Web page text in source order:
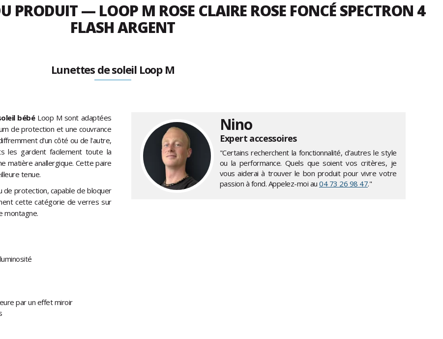
PRODUIT — LOOP M ROSE CLAIRE ROSE FONCÉ SPECTRON 4
FLASH ARGENT
Lunettes de soleil Loop M
bébéLoop M sont adaptées
de protection et une couvrance
d'un côté ou de l'autre,
les gardent facilement toute la
matière anallergique. Cette paire
tenue.
de protection, capable de bloquer
cette catégorie de verres sur
montagne.
par un effet miroir
Nino
Expert accessoires
"Certains recherchent la fonctionnalité, d’autres le style
ou la performance. Quels que soient vos critères, je
vous aiderai à trouver le bon produit pour vivre votre
passion à fond. Appelez-moi au 04 73 26 98 47."